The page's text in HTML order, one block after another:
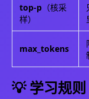
top-p （核采
样）
max_tokens
💡 学习规